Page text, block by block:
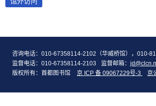
咨询电话：010-67358114-2102（华威桥馆），010-
监督电话：010-67358114-2103
监督邮箱：
版权所有：首都图书馆
京 ICP 备 09067229号-3 京